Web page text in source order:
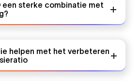
een sterke combinatie met
helpen met het verbeteren